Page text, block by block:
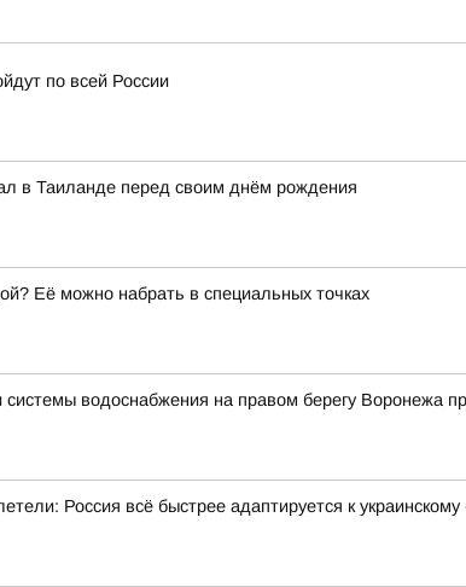
по всей России
в Таиланде перед своим днём рождения
Её можно набрать в специальных точках
водоснабжения на правом берегу Воронежа
Россия всё быстрее адаптируется к